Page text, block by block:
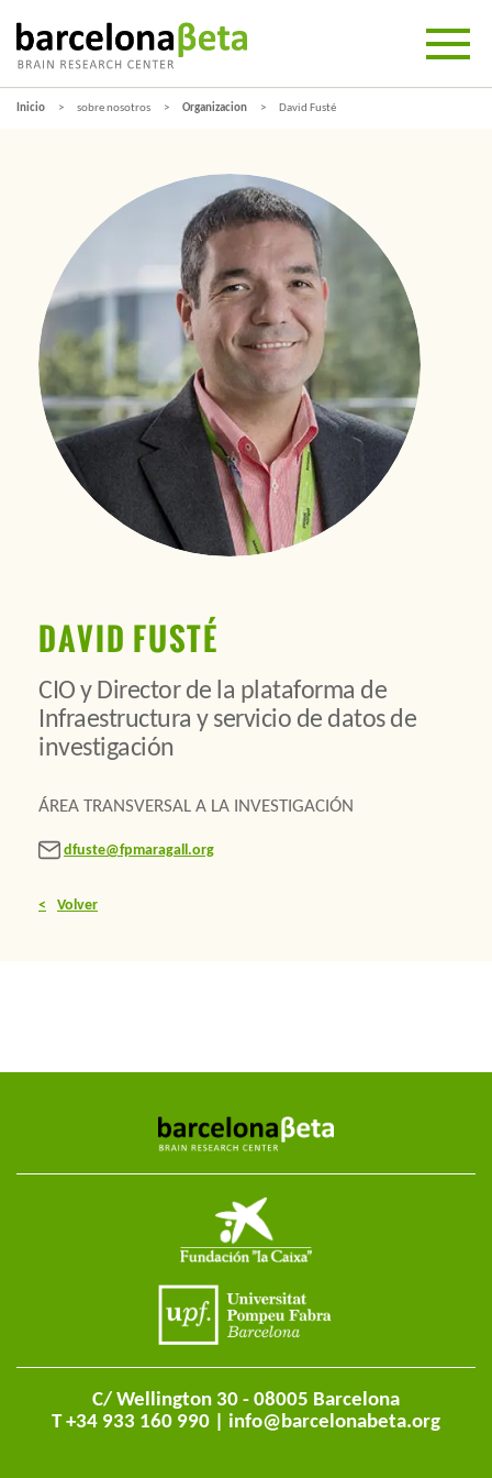
Inicio sobre nosotros Organizacion David Fusté
DAVID FUSTÉ
CIO y Director de la plataforma de
Infraestructura y servicio de datos de
investigación
ÁREA TRANSVERSAL A LA INVESTIGACIÓN
dfuste@fpmaragall.org
Volver
C/ Wellington 30 - 08005 Barcelona
T +34 933 160 990 | info@barcelonabeta.org